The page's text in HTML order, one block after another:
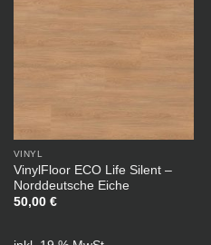
VINYL
VinylFloor ECO Life Silent –
Norddeutsche Eiche
50,00 €